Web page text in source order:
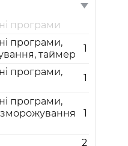
програми
програми,
таймер
1
програми,
1
програми,
1
2